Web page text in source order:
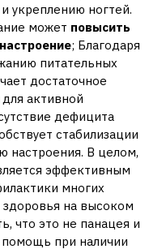
укреплению ногтей.
может повысить
; Благодаря
питательных
достаточное
активной
дефицита
стабилизации
настроения. В целом,
эффективным
многих
на высоком
что это не панацея и
при наличии